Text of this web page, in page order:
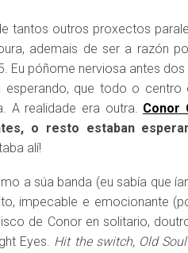
tantos outros proxectos
ademais de ser a razón
Eu póñome nerviosa antes
esperando, que todo o centro
A realidade era outra. Conor
o resto estaban
alí!
a súa banda (eu sabía que
impecable e emocionante
de Conor en solitario,
Eyes. Hit the switch, Old